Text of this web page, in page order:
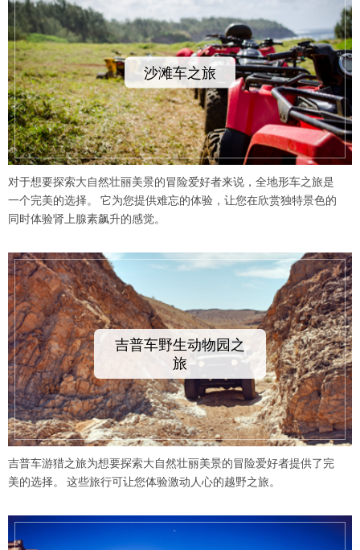
沙滩车之旅
对于想要探索大自然壮丽美景的冒险爱好者来说，全地形车之旅是
一个完美的选择。 它为您提供难忘的体验，让您在欣赏独特景色的
同时体验肾上腺素飙升的感觉。
吉普车野生动物园之
旅
吉普车游猎之旅为想要探索大自然壮丽美景的冒险爱好者提供了完
美的选择。 这些旅行可让您体验激动人心的越野之旅。